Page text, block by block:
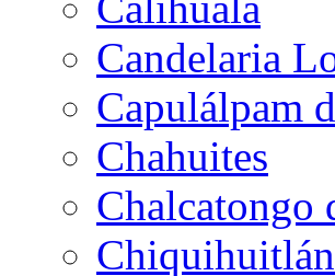
Candelaria
Capulálpam
Chahuites
Chalcatongo